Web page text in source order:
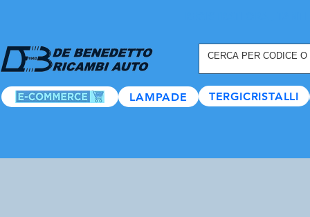
LAMPADE TERGICRISTALLI